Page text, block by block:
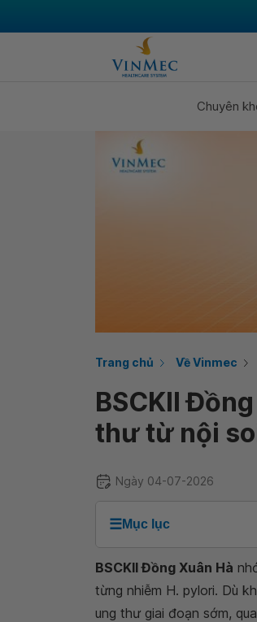
Chuyên
Trang chủ Về Vinmec
BSCKII
thư từ nội
Ngày 04-07-2026
☰Mục lục
BSCKII Đồng Xuân Hà
từng nhiễm H. pylori. Dù
ung thư giai đoạn sớm,